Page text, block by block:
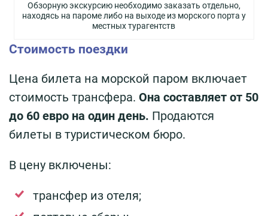
Обзорную экскурсию необходимо заказать отдельно,
находясь на пароме либо на выходе из морского порта у
местных турагентств
Стоимость поездки
Цена билета на морской паром включает
стоимость трансфера. Она составляет от 50
до 60 евро на один день. Продаются
билеты в туристическом бюро.
В цену включены:
трансфер из отеля;